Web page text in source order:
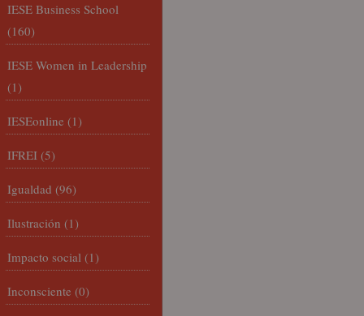
IESE Business School
(160)
IESE Women in Leadership
(1)
IESEonline (1)
IFREI (5)
Igualdad (96)
Ilustración (1)
Impacto social (1)
Inconsciente (0)